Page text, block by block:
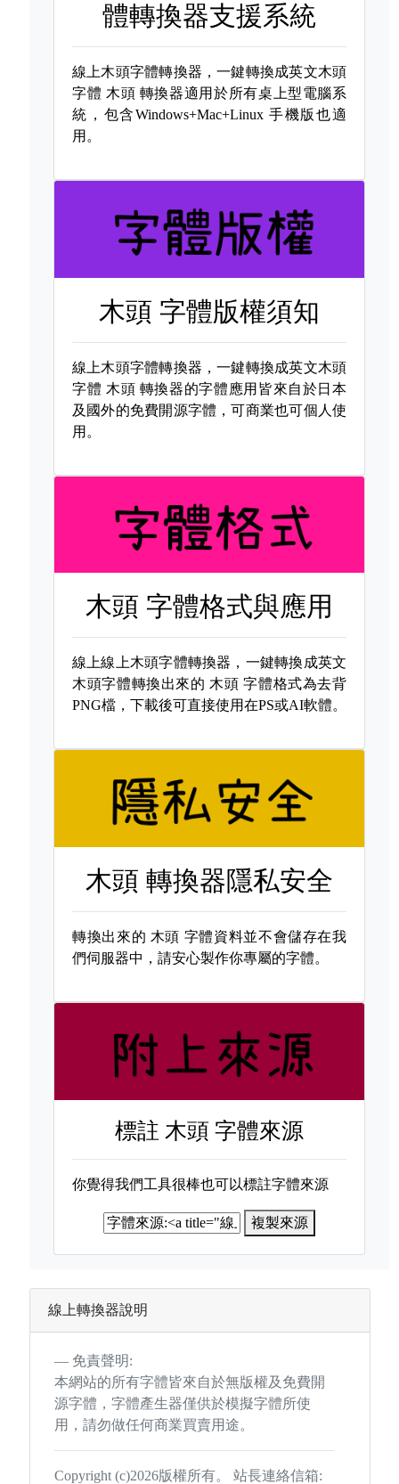
體轉換器支援系統
線上木頭字體轉換器，一鍵轉換成英文木頭
字體 木頭 轉換器適用於所有桌上型電腦系
統，包含Windows+Mac+Linux 手機版也適
用。
木頭 字體版權須知
線上木頭字體轉換器，一鍵轉換成英文木頭
字體 木頭 轉換器的字體應用皆來自於日本
及國外的免費開源字體，可商業也可個人使
用。
木頭 字體格式與應用
線上線上木頭字體轉換器，一鍵轉換成英文
木頭字體轉換出來的木頭 字體格式為去背
PNG檔，下載後可直接使用在PS或AI軟體。
木頭 轉換器隱私安全
轉換出來的 木頭 字體資料並不會儲存在我
們伺服器中，請安心製作你專屬的字體。
標註木頭 字體來源
你覺得我們工具很棒也可以標註字體來源
複製來源
線上轉換器說明
免責聲明:
本網站的所有字體皆來自於無版權及免費開
源字體，字體產生器僅供於模擬字體所使
用，請勿做任何商業買賣用途。
Copyright (c)2026版權所有。 站長連絡信箱: